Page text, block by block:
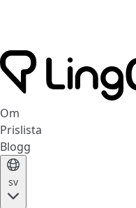
Om
Prislista
Blogg
sv